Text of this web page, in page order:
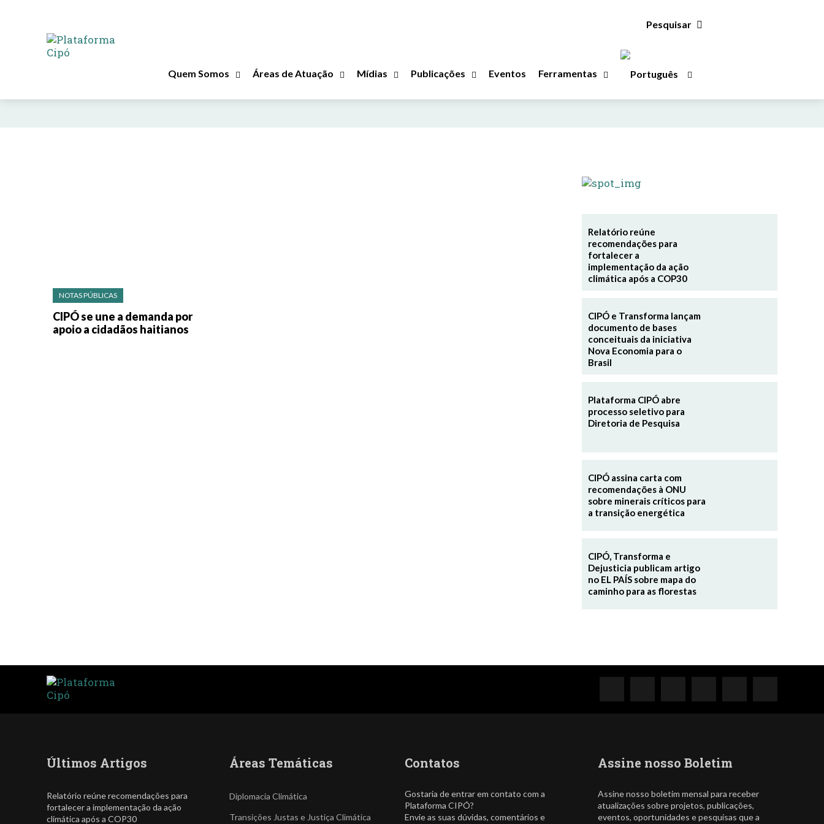
Pesquisar
Quem Somos Áreas de Atuação Mídias Publicações Eventos Ferramentas
RESULTADOS POR TAG :
haiti
NOTAS PÚBLICAS
CIPÓ se une a demanda por
apoio a cidadãos haitianos
Relatório reúne
recomendações para
fortalecer a
implementação da ação
climática após a COP30
CIPÓ e Transforma lançam
documento de bases
conceituais da iniciativa
Nova Economia para o
Brasil
Plataforma CIPÓ abre
processo seletivo para
Diretoria de Pesquisa
CIPÓ assina carta com
recomendações à ONU
sobre minerais críticos para
a transição energética
CIPÓ, Transforma e
Dejusticia publicam artigo
no EL PAÍS sobre mapa do
caminho para as florestas
Últimos Artigos
Relatório reúne recomendações para
fortalecer a implementação da ação
climática após a COP30
Áreas Temáticas
Diplomacia Climática
Transições Justas e Justiça Climática
Contatos
Gostaria de entrar em contato com a
Plataforma CIPÓ?
Envie as suas dúvidas, comentários e
Assine nosso Boletim
Assine nosso boletim mensal para receber
atualizações sobre projetos, publicações,
eventos, oportunidades e pesquisas que a